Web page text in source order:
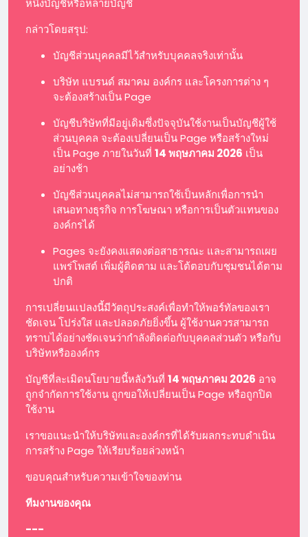
หนึ่งบัญชีหรือหลายบัญชี
กล่าวโดยสรุป:
บัญชีส่วนบุคคลมีไว้สำหรับบุคคลจริงเท่านั้น
บริษัท แบรนด์ สมาคม องค์กร และโครงการต่าง ๆ
จะต้องสร้างเป็น Page
บัญชีบริษัทที่มีอยู่เดิมซึ่งปัจจุบันใช้งานเป็นบัญชีผู้ใช้
ส่วนบุคคล จะต้องเปลี่ยนเป็น Page หรือสร้างใหม่
เป็น Page ภายในวันที่ 14 พฤษภาคม 2026 เป็น
อย่างช้า
บัญชีส่วนบุคคลไม่สามารถใช้เป็นหลักเพื่อการนำ
เสนอทางธุรกิจ การโฆษณา หรือการเป็นตัวแทนของ
องค์กรได้
Pages จะยังคงแสดงต่อสาธารณะ และสามารถเผย
แพร่โพสต์ เพิ่มผู้ติดตาม และโต้ตอบกับชุมชนได้ตาม
ปกติ
การเปลี่ยนแปลงนี้มีวัตถุประสงค์เพื่อทำให้พอร์ทัลของเรา
ชัดเจน โปร่งใส และปลอดภัยยิ่งขึ้น ผู้ใช้งานควรสามารถ
ทราบได้อย่างชัดเจนว่ากำลังติดต่อกับบุคคลส่วนตัว หรือกับ
บริษัทหรือองค์กร
บัญชีที่ละเมิดนโยบายนี้หลังวันที่ 14 พฤษภาคม 2026 อาจ
ถูกจำกัดการใช้งาน ถูกขอให้เปลี่ยนเป็น Page หรือถูกปิด
ใช้งาน
เราขอแนะนำให้บริษัทและองค์กรที่ได้รับผลกระทบดำเนิน
การสร้าง Page ให้เรียบร้อยล่วงหน้า
ขอบคุณสำหรับความเข้าใจของท่าน
ทีมงานของคุณ
---